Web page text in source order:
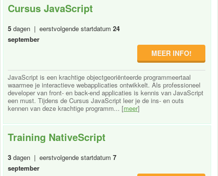
Cursus JavaScript
5 dagen | eerstvolgende startdatum 24
september
MEER INFO!
JavaScript is een krachtige objectgeoriënteerde programmeertaal
waarmee je interactieve webapplicaties ontwikkelt. Als professioneel
developer van front- en back-end applicaties is kennis van JavaScript
een must. Tijdens de Cursus JavaScript leer je de ins- en outs
kennen van deze krachtige programm... [meer]
Training NativeScript
3 dagen | eerstvolgende startdatum 7
september